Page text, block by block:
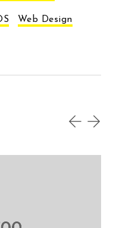
Web Design